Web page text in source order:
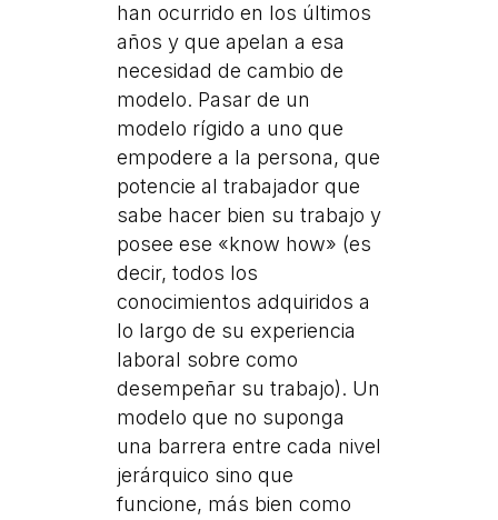
han ocurrido en los últimos
años y que apelan a esa
necesidad de cambio de
modelo. Pasar de un
modelo rígido a uno que
empodere a la persona, que
potencie al trabajador que
sabe hacer bien su trabajo y
posee ese «know how» (es
decir, todos los
conocimientos adquiridos a
lo largo de su experiencia
laboral sobre como
desempeñar su trabajo). Un
modelo que no suponga
una barrera entre cada nivel
jerárquico sino que
funcione, más bien como